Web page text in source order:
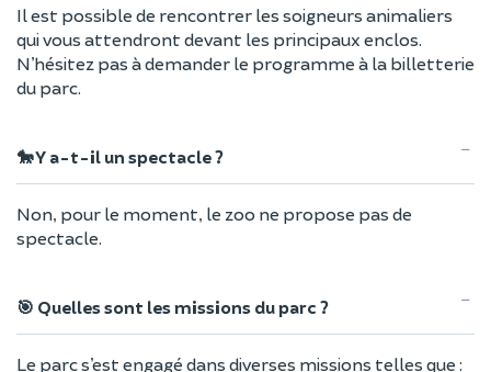
Il est possible de rencontrer les soigneurs animaliers
qui vous attendront devant les principaux enclos.
N’hésitez pas à demander le programme à la billetterie
du parc.
🐎 Y a-t-il un spectacle ?
Non, pour le moment, le zoo ne propose pas de
spectacle.
🎯 Quelles sont les missions du parc ?
Le parc s’est engagé dans diverses missions telles que :